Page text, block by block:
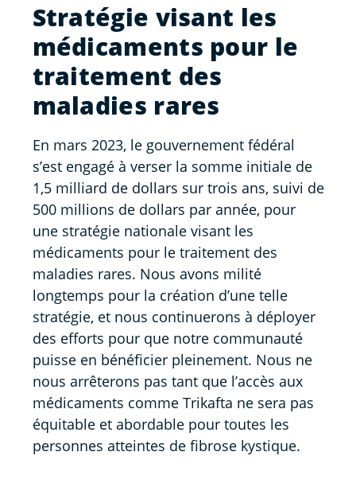
Stratégie visant les
médicaments pour le
traitement des
maladies rares
En mars 2023, le gouvernement fédéral
s’est engagé à verser la somme initiale de
1,5 milliard de dollars sur trois ans, suivi de
500 millions de dollars par année, pour
une stratégie nationale visant les
médicaments pour le traitement des
maladies rares. Nous avons milité
longtemps pour la création d’une telle
stratégie, et nous continuerons à déployer
des efforts pour que notre communauté
puisse en bénéficier pleinement. Nous ne
nous arrêterons pas tant que l’accès aux
médicaments comme Trikafta ne sera pas
équitable et abordable pour toutes les
personnes atteintes de fibrose kystique.